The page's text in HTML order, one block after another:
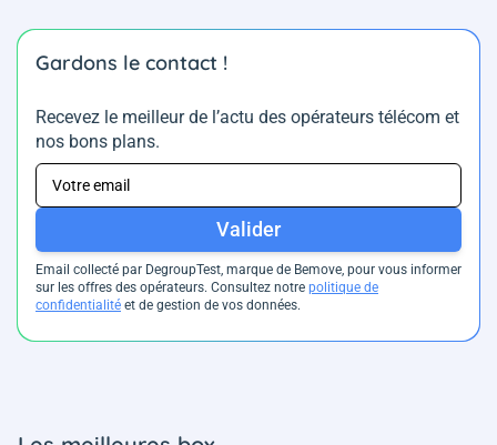
Gardons le contact !
Recevez le meilleur de l’actu des opérateurs télécom et
nos bons plans.
Valider
Email collecté par DegroupTest, marque de Bemove, pour vous informer
sur les offres des opérateurs. Consultez notre politique de
confidentialité et de gestion de vos données.